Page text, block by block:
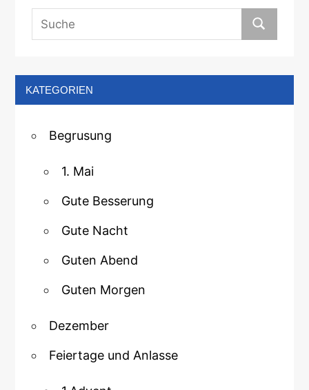
KATEGORIEN
Begrusung
1. Mai
Gute Besserung
Gute Nacht
Guten Abend
Guten Morgen
Dezember
Feiertage und Anlasse